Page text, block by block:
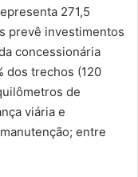
271,5
prevê investimentos
concessionária
dos trechos (120
de
viária e
entre